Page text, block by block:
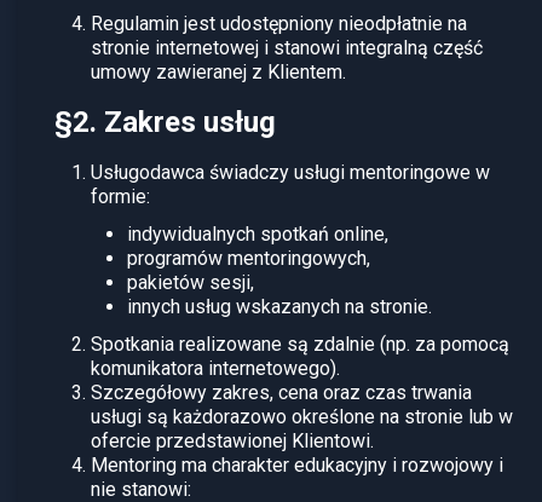
Regulamin jest udostępniony nieodpłatnie na
stronie internetowej i stanowi integralną część
umowy zawieranej z Klientem.
§2. Zakres usług
Usługodawca świadczy usługi mentoringowe w
formie:
indywidualnych spotkań online,
programów mentoringowych,
pakietów sesji,
innych usług wskazanych na stronie.
Spotkania realizowane są zdalnie (np. za pomocą
komunikatora internetowego).
Szczegółowy zakres, cena oraz czas trwania
usługi są każdorazowo określone na stronie lub w
ofercie przedstawionej Klientowi.
Mentoring ma charakter edukacyjny i rozwojowy i
nie stanowi: